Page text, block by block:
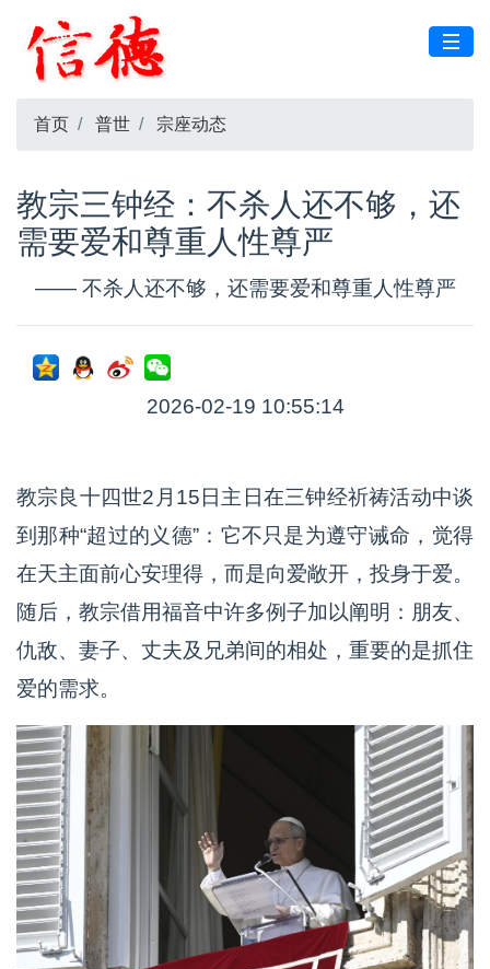
首页 普世 宗座动态
教宗三钟经：不杀人还不够，还
需要爱和尊重人性尊严
—— 不杀人还不够，还需要爱和尊重人性尊严
2026-02-19 10:55:14
教宗良十四世2月15日主日在三钟经祈祷活动中谈
到那种“超过的义德”：它不只是为遵守诫命，觉得
在天主面前心安理得，而是向爱敞开，投身于爱。
随后，教宗借用福音中许多例子加以阐明：朋友、
仇敌、妻子、丈夫及兄弟间的相处，重要的是抓住
爱的需求。